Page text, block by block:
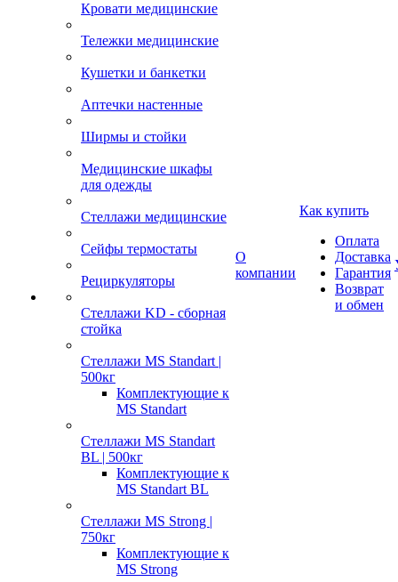
Кровати медицинские
Тележки медицинские
Кушетки и банкетки
Аптечки настенные
Ширмы и стойки
Медицинские шкафы
для одежды
Стеллажи медицинские
Сейфы термостаты
Рециркуляторы
Стеллажи KD - сборная
стойка
Стеллажи MS Standart |
500кг
Комплектующие к
MS Standart
Стеллажи MS Standart
BL | 500кг
Комплектующие к
MS Standart BL
Стеллажи MS Strong |
750кг
Комплектующие к
MS Strong
О
компании
Как купить
Оплата
Доставка
Гарантия
Возврат
и обмен